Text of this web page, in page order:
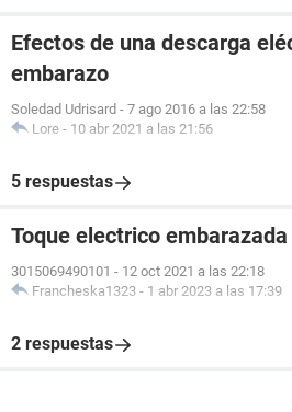
Efectos de una descarga
embarazo
Soledad Udrisard - 7 ago 2016 a las 22:58
Lore - 10 abr 2021 a las 21:56
5 respuestas
Toque electrico embarazada
3015069490101 - 12 oct 2021 a las 22:18
Francheska1323 - 1 abr 2023 a las 17:39
2 respuestas